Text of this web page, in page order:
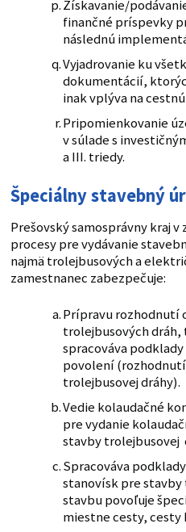
Získavanie/
finančné príspevky
následnú
Vyjadrovanie ku
dokumentácií,
inak vplýva na
Pripomienkovanie
v súlade s
a III. triedy.
Špeciálny stavebný
Prešovský samosprávny kraj
procesy pre vydávanie
najmä trolejbusových a
zamestnanec zabezpečuje:
Prípravu rozhodnutí
trolejbusových dráh,
spracováva
povolení
trolejbusovej dráhy).
Vedie kolaudačné
pre vydanie
stavby trolejbusovej
Spracováva
stanovísk pre
stavbu povoľuje
miestne cesty, cesty